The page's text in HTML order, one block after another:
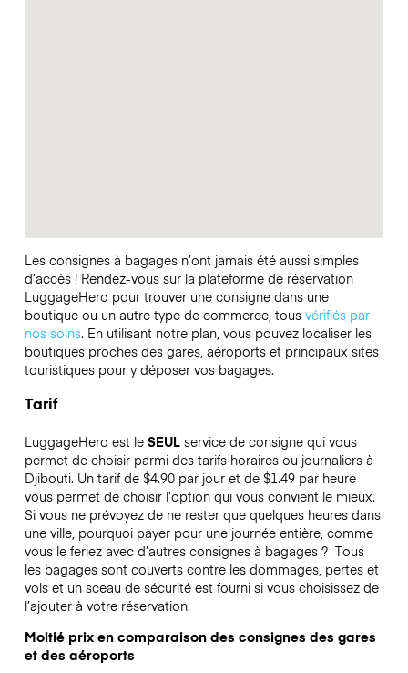
Les consignes à bagages n’ont jamais été aussi simples
d’accès ! Rendez-vous sur la plateforme de réservation
LuggageHero pour trouver une consigne dans une
boutique ou un autre type de commerce, tous vérifiés par
nos soins. En utilisant notre plan, vous pouvez localiser les
boutiques proches des gares, aéroports et principaux sites
touristiques pour y déposer vos bagages.
Tarif
LuggageHero est le SEULservice de consigne qui vous
permet de choisir parmi des tarifs horaires ou journaliers à
Djibouti. Un tarif de $4.90 par jour et de $1.49 par heure
vous permet de choisir l’option qui vous convient le mieux.
Si vous ne prévoyez de ne rester que quelques heures dans
une ville, pourquoi payer pour une journée entière, comme
vous le feriez avec d’autres consignes à bagages ? Tous
les bagages sont couverts contre les dommages, pertes et
vols et un sceau de sécurité est fourni si vous choisissez de
l’ajouter à votre réservation.
Moitié prix en comparaison des consignes des gares
et des aéroports